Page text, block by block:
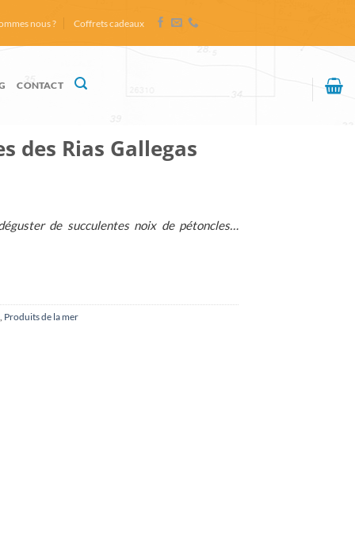
nous ? Coffrets cadeaux
CONTACT
des Rias Gallegas
de succulentes noix de pétoncles…
Produits de la mer